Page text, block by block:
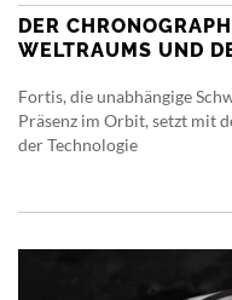
DER
WELTRAUMS UND
Fortis, die unabhängige
Präsenz im Orbit, setzt mit
der Technologie